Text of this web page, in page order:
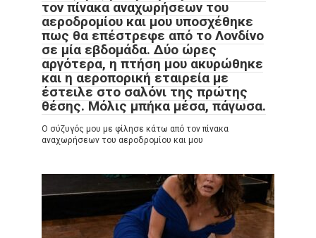
τον πίνακα αναχωρήσεων του
αεροδρομίου και μου υποσχέθηκε
πως θα επέστρεφε από το Λονδίνο
σε μία εβδομάδα. Δύο ώρες
αργότερα, η πτήση μου ακυρώθηκε
και η αεροπορική εταιρεία με
έστειλε στο σαλόνι της πρώτης
θέσης. Μόλις μπήκα μέσα, πάγωσα.
Ο σύζυγός μου με φίλησε κάτω από τον πίνακα
αναχωρήσεων του αεροδρομίου και μου